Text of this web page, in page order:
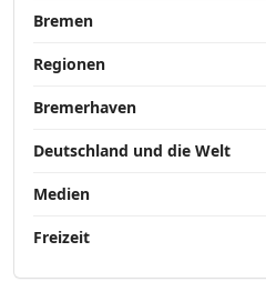
Bremen
Regionen
Bremerhaven
Deutschland und die Welt
Medien
Freizeit